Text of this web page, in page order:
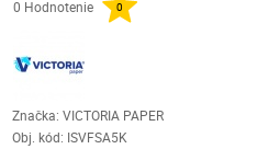
0 Hodnotenie 0
Značka: VICTORIA PAPER
Obj. kód: ISVFSA5K